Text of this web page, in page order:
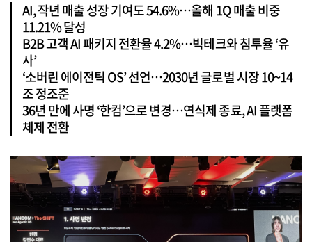
AI, 작년 매출 성장 기여도 54.6%…올해 1Q 매출 비중
11.21% 달성
B2B 고객 AI 패키지 전환율 4.2%…빅테크와 침투율 ‘유
사’
‘소버린 에이전틱 OS’ 선언…2030년 글로벌 시장 10~14
조 정조준
36년 만에 사명 ‘한컴’으로 변경…연식제 종료, AI 플랫폼
체제 전환